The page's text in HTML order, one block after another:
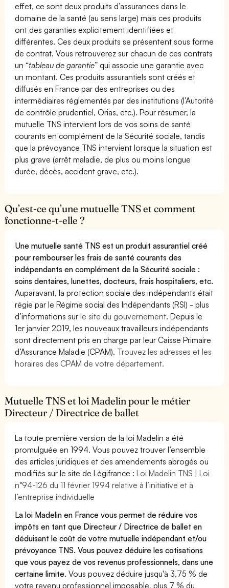
effet, ce sont deux produits d’assurances dans le
domaine de la santé (au sens large) mais ces produits
ont des garanties explicitement identifiées et
différentes. Ces deux produits se présentent sous forme
de contrat. Vous retrouverez sur chacun de ces contrats
un “tableau de garantie” qui associe une garantie avec
un montant. Ces produits assurantiels sont créés et
diffusés en France par des entreprises ou des
intermédiaires réglementés par des institutions (l’Autorité
de contrôle prudentiel, Orias, etc.). Pour résumer, la
mutuelle TNS intervient lors de vos soins de santé
courants en complément de la Sécurité sociale, tandis
que la prévoyance TNS intervient lorsque la situation est
plus grave (arrêt maladie, de plus ou moins longue
durée, décès, accident grave, etc.).
Qu’est-ce qu’une mutuelle TNS et comment
fonctionne-t-elle ?
Une mutuelle santé TNS est un produit assurantiel créé
pour rembourser les frais de santé courants des
indépendants en complément de la Sécurité sociale :
soins dentaires, lunettes, docteurs, frais hospitaliers, etc.
Auparavant, la protection sociale des indépendants était
régie par le Régime social des Indépendants (RSI) - plus
d’informations surle site du gouvernement. Depuis le
1er janvier 2019, les nouveaux travailleurs indépendants
sont directement pris en charge par leur Caisse Primaire
d’Assurance Maladie (CPAM). Trouvez les adresses et les
horaires des CPAM de votre département.
Mutuelle TNS et loi Madelin pour le métier
Directeur / Directrice de ballet
La toute première version de la loi Madelin a été
promulguée en 1994. Vous pouvez trouver l’ensemble
des articles juridiques et des amendements abrogés ou
modifiés sur le site de Légifrance :Loi Madelin TNS | Loi
n°94-126 du 11 février 1994 relative à l’initiative et à
l’entreprise individuelle
La loi Madelin en France vous permet de réduire vos
impôts en tant que Directeur / Directrice de ballet en
déduisant le coût de votre mutuelle indépendant et/ou
prévoyance TNS. Vous pouvez déduire les cotisations
que vous payez de vos revenus professionnels, dans une
certaine limite.Vous pouvez déduire jusqu'à 3,75 % de
votre revenu professionnel imposable, plus 7 % du